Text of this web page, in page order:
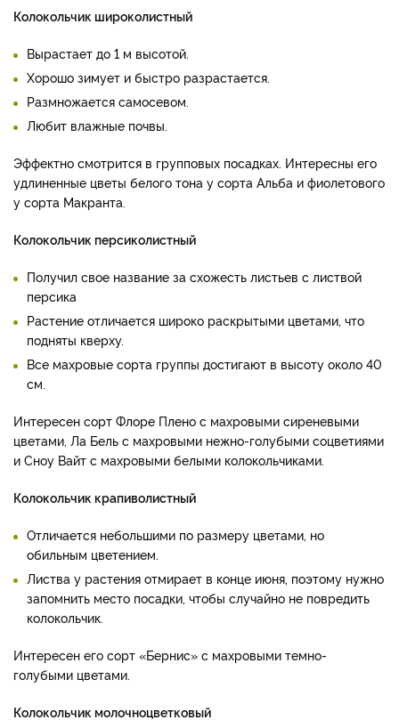
Колокольчик широколистный
Вырастает до 1 м высотой.
Хорошо зимует и быстро разрастается.
Размножается самосевом.
Любит влажные почвы.
Эффектно смотрится в групповых посадках. Интересны его
удлиненные цветы белого тона у сорта Альба и фиолетового
у сорта Макранта.
Колокольчик персиколистный
Получил свое название за схожесть листьев с листвой
персика
Растение отличается широко раскрытыми цветами, что
подняты кверху.
Все махровые сорта группы достигают в высоту около 40
см.
Интересен сорт Флоре Плено с махровыми сиреневыми
цветами, Ла Бель с махровыми нежно-голубыми соцветиями
и Сноу Вайт с махровыми белыми колокольчиками.
Колокольчик крапиволистный
Отличается небольшими по размеру цветами, но
обильным цветением.
Листва у растения отмирает в конце июня, поэтому нужно
запомнить место посадки, чтобы случайно не повредить
колокольчик.
Интересен его сорт «Бернис» с махровыми темно-
голубыми цветами.
Колокольчик молочноцветковый